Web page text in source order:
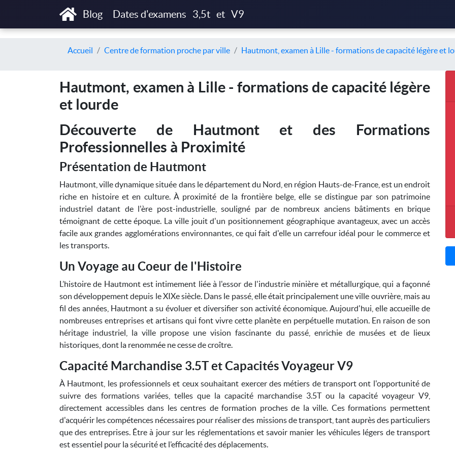
Blog Dates d'examens 3,5t et V9
Accueil Centre de formation proche par ville Hautmont, examen à Lille - formations de capacité légère et
Hautmont, examen à Lille - formations de capacité légère
et lourde
Découverte de Hautmont et des Formations
Professionnelles à Proximité
Présentation de Hautmont
Hautmont, ville dynamique située dans le département du Nord, en région Hauts-de-France, est un endroit
riche en histoire et en culture. À proximité de la frontière belge, elle se distingue par son patrimoine
industriel datant de l'ère post-industrielle, souligné par de nombreux anciens bâtiments en brique
témoignant de cette époque. La ville jouit d'un positionnement géographique avantageux, avec un accès
facile aux grandes agglomérations environnantes, ce qui fait d'elle un carrefour idéal pour le commerce et
les transports.
Un Voyage au Coeur de l'Histoire
L’histoire de Hautmont est intimement liée à l'essor de l'industrie minière et métallurgique, qui a façonné
son développement depuis le XIXe siècle. Dans le passé, elle était principalement une ville ouvrière, mais au
fil des années, Hautmont a su évoluer et diversifier son activité économique. Aujourd'hui, elle accueille de
nombreuses entreprises et artisans qui font vivre cette planète en perpétuelle mutation. En raison de son
héritage industriel, la ville propose une vision fascinante du passé, enrichie de musées et de lieux
historiques, dont la renommée ne cesse de croître.
Capacité Marchandise 3.5T et Capacités Voyageur V9
À Hautmont, les professionnels et ceux souhaitant exercer des métiers de transport ont l'opportunité de
suivre des formations variées, telles que la capacité marchandise 3.5T ou la capacité voyageur V9,
directement accessibles dans les centres de formation proches de la ville. Ces formations permettent
d'acquérir les compétences nécessaires pour réaliser des missions de transport, tant auprès des particuliers
que des entreprises. Être à jour sur les réglementations et savoir manier les véhicules légers de transport
est essentiel pour la sécurité et l’efficacité des déplacements.